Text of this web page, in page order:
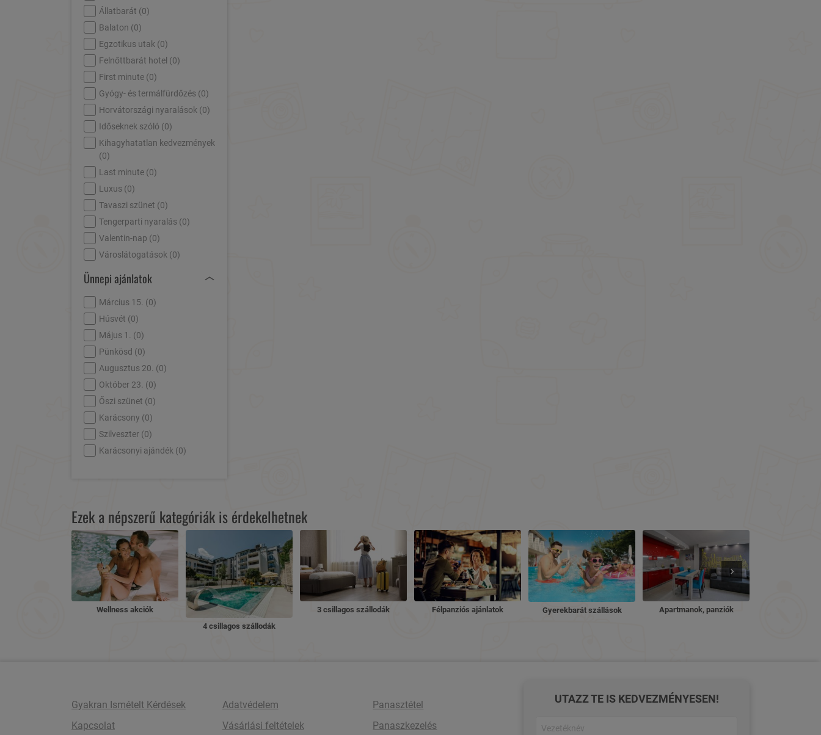
Állatbarát (0)
Balaton (0)
Egzotikus utak (0)
Felnőttbarát hotel (0)
First minute (0)
Gyógy- és termálfürdőzés (0)
Horvátországi nyaralások (0)
Időseknek szóló (0)
Kihagyhatatlan kedvezmények
(0)
Last minute (0)
Luxus (0)
Tavaszi szünet (0)
Tengerparti nyaralás (0)
Valentin-nap (0)
Városlátogatások (0)
Ünnepi ajánlatok
Március 15. (0)
Húsvét (0)
Május 1. (0)
Pünkösd (0)
Augusztus 20. (0)
Október 23. (0)
Őszi szünet (0)
Karácsony (0)
Szilveszter (0)
Karácsonyi ajándék (0)
Ezek a népszerű kategóriák is érdekelhetnek
Wellness akciók
4 csillagos szállodák
3 csillagos szállodák Félpanziós ajánlatok Gyerekbarát szállások Apartmanok, panziók
Gyakran Ismételt Kérdések
Kapcsolat
Adatvédelem
Vásárlási feltételek
Panasztétel
Panaszkezelés
UTAZZ TE IS KEDVEZMÉNYESEN!